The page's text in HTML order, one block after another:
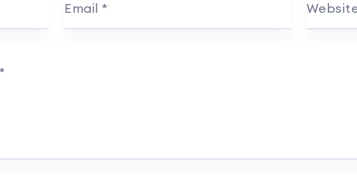
Email*
*